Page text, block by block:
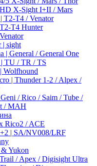
HD X-Sight I+II / Mars
T2-T4 / Venator
T2-T4 Hunter
Venator
| sight
| General / General One
TU / TR / TS
Wolfhound
| Thunder 1-2 / Alpex /
/ Rico / Saim / Tube /
/ MAH
Rico2 / ACE
| SA/NV008/LRF
& Yukon
Trail / Apex / Digisight Ultra